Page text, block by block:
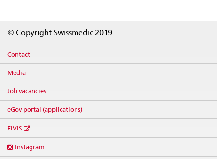
© Copyright Swissmedic 2019
Contact
Media
Job vacancies
eGov portal (applications)
ElViS
media
Instagram